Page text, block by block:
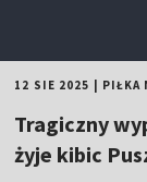
12 SIE 2025 PIŁKA
Tragiczny
żyje kibic